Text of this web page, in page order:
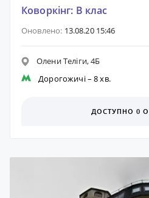
Коворкінг: B клас
Оновлено: 13.08.20 15:46
Олени Теліги, 4Б
Дорогожичі– 8 хв.
ДОСТУПНО 0